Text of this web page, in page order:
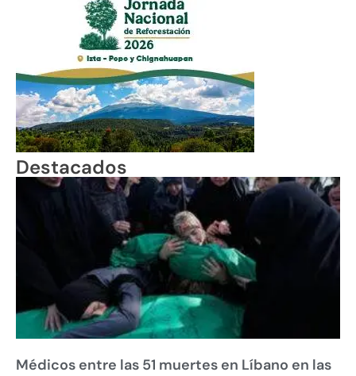
Destacados
Médicos entre las 51 muertes en Líbano en las